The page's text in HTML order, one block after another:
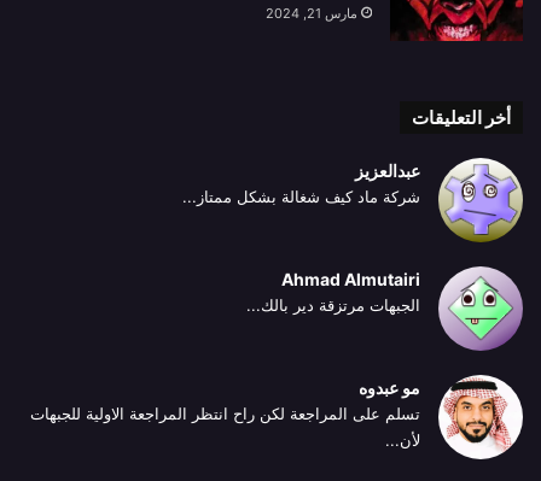
مارس 21, 2024
أخر التعليقات
عبدالعزيز
شركة ماد كيف شغالة بشكل ممتاز...
Ahmad Almutairi
الجبهات مرتزقة دير بالك...
مو عبدوه
تسلم على المراجعة لكن راح انتظر المراجعة الاولية للجبهات
لأن...